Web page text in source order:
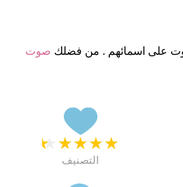
صوت
★
★
★
★
★
التصنيف